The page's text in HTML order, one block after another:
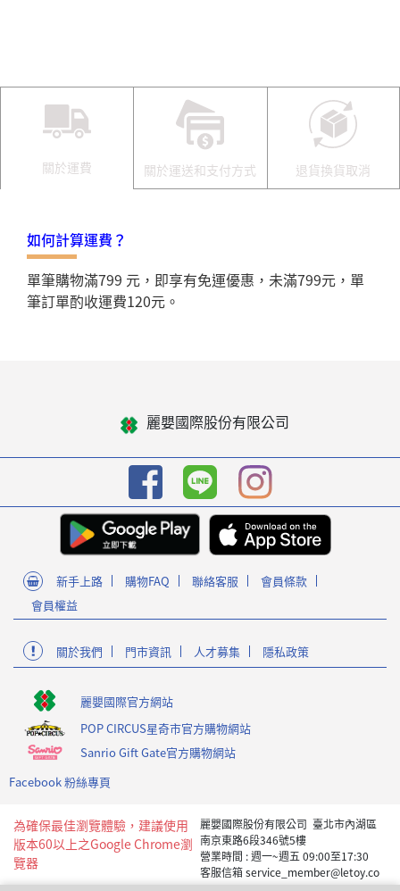
關於運費 關於運送和支付方式 退貨換貨取消
如何計算運費？
單筆購物滿799 元，即享有免運優惠，未滿799元，單
筆訂單酌收運費120元。
麗嬰國際股份有限公司
新手上路 購物FAQ 聯絡客服
會員條款
會員權益
關於我們 門市資訊 人才募集 隱私政策
麗嬰國際官方網站
POP CIRCUS星奇市官方購物網站
Sanrio Gift Gate官方購物網站
Facebook 粉絲專頁
為確保最佳瀏覽體驗，建議使用
版本60以上之Google Chrome瀏
覽器
麗嬰國際股份有限公司 臺北市內湖區
南京東路6段346號5樓
營業時間 : 週一~週五 09:00至17:30
客服信箱 service_member@letoy.co